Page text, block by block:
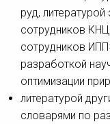
руд,
сотрудников
сотрудников
разработкой
оптимизации
литературой
словарями по